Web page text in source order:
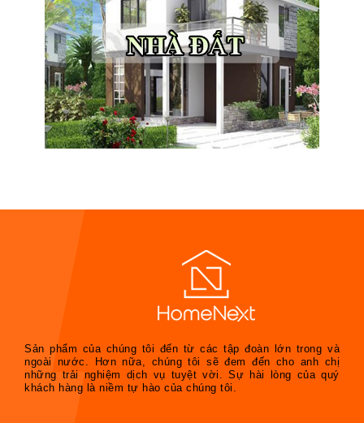
Sản phẩm của chúng tôi đến từ các tập đoàn lớn trong và
ngoài nước. Hơn nữa, chúng tôi sẽ đem đến cho anh chị
những trải nghiệm dịch vụ tuyệt vời. Sự hài lòng của quý
khách hàng là niềm tự hào của chúng tôi.